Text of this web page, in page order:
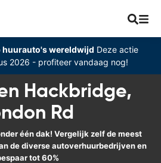
huurauto's wereldwijd Deze actie
2026 - profiteer vandaag nog!
Hackbridge,
Rd
één dak! Vergelijk zelf de meest
de diverse autoverhuurbedrijven en
tot 60%